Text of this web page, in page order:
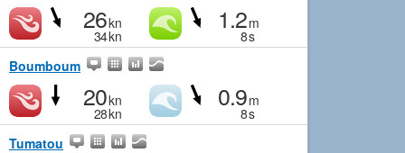
26kn
34kn
1.2m
8s
Boumboum
20kn
28kn
0.9m
8s
Tumatou